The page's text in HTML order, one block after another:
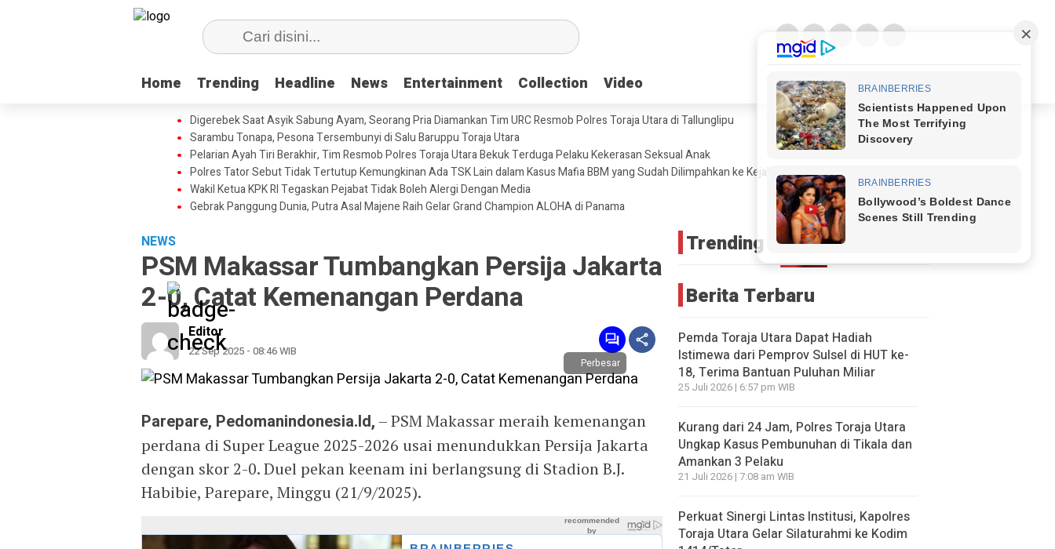
Home Trending Headline News Entertainment Collection Video
Home Trending Headline News Entertainment Collection Video
Digerebek Saat Asyik Sabung Ayam, Seorang Pria Diamankan Tim URC Resmob Polres Toraja Utara di Tallunglipu ​
Sarambu Tonapa, Pesona Tersembunyi di Salu Baruppu Toraja Utara
Pelarian Ayah Tiri Berakhir, Tim Resmob Polres Toraja Utara Bekuk Terduga Pelaku Kekerasan Seksual Anak
Polres Tator Sebut Tidak Tertutup Kemungkinan Ada TSK Lain dalam Kasus Mafia BBM yang Sudah Dilimpahkan ke Kejaksaan
Wakil Ketua KPK RI Tegaskan Pejabat Tidak Boleh Alergi Dengan Media
Gebrak Panggung Dunia, Putra Asal Majene Raih Gelar Grand Champion ALOHA di Panama
NEWS
PSM Makassar Tumbangkan Persija Jakarta
2-0, Catat Kemenangan Perdana
Editor
22 Sep 2025 - 08:46 WIB
Perbesar
Parepare, Pedomanindonesia.Id, – PSM Makassar meraih kemenangan
perdana di Super League 2025-2026 usai menundukkan Persija Jakarta
dengan skor 2-0. Duel pekan keenam ini berlangsung di Stadion B.J.
Habibie, Parepare, Minggu (21/9/2025).
Trending
Berita Terbaru
Pemda Toraja Utara Dapat Hadiah
Istimewa dari Pemprov Sulsel di HUT ke-
18, Terima Bantuan Puluhan Miliar
25 Juli 2026 | 6:57 pm WIB
Kurang dari 24 Jam, Polres Toraja Utara
Ungkap Kasus Pembunuhan di Tikala dan
Amankan 3 Pelaku
21 Juli 2026 | 7:08 am WIB
Perkuat Sinergi Lintas Institusi, Kapolres
Toraja Utara Gelar Silaturahmi ke Kodim